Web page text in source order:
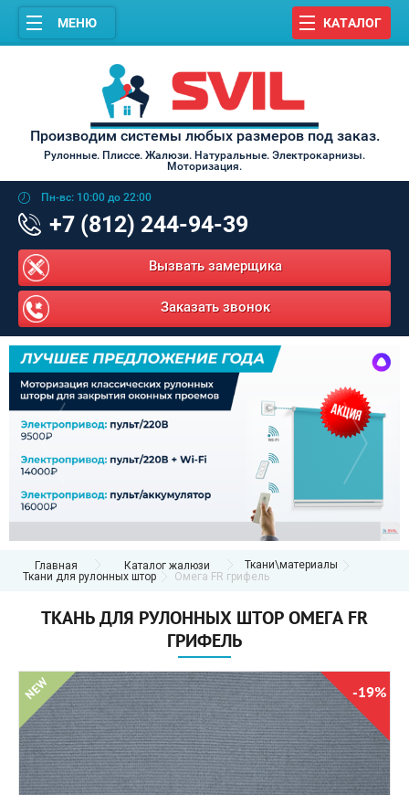
МЕНЮ КАТАЛОГ
Производим системы любых размеров под заказ.
Рулонные. Плиссе. Жалюзи. Натуральные. Электрокарнизы.
Моторизация.
Пн-вс: 10:00 до 22:00
+7 (812) 244-94-39
Вызвать замерщика
Заказать звонок
Главная Каталог жалюзи
Ткани\материалы
Ткани для рулонных штор
Омега FR грифель
ТКАНЬ ДЛЯ РУЛОННЫХ ШТОР ОМЕГА FR
ГРИФЕЛЬ
-19%
NEW